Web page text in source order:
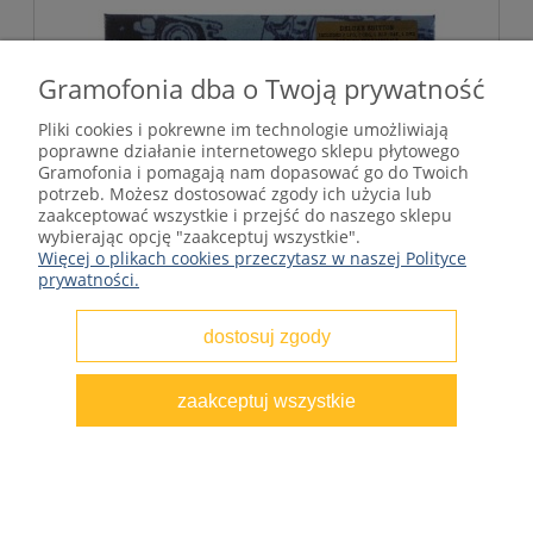
Neil Young, Crazy Horse - Return To
Greendale 2LP+2CD+1DVD+1BR Box Numb
Limit.
Gramofonia dba o Twoją prywatność
Pliki cookies i pokrewne im technologie umożliwiają
poprawne działanie internetowego sklepu płytowego
Gramofonia i pomagają nam dopasować go do Twoich
potrzeb. Możesz dostosować zgody ich użycia lub
zaakceptować wszystkie i przejść do naszego sklepu
wybierając opcję "zaakceptuj wszystkie".
Więcej o plikach cookies przeczytasz w naszej Polityce
prywatności.
dostosuj zgody
zaakceptuj wszystkie